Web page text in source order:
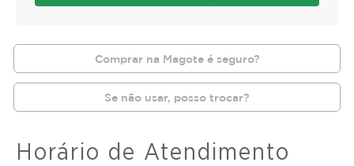
Comprar na Magote é seguro?
Se não usar, posso trocar?
Horário de Atendimento